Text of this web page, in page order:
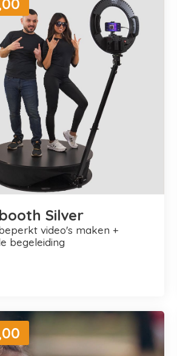
Silver
begeleiding